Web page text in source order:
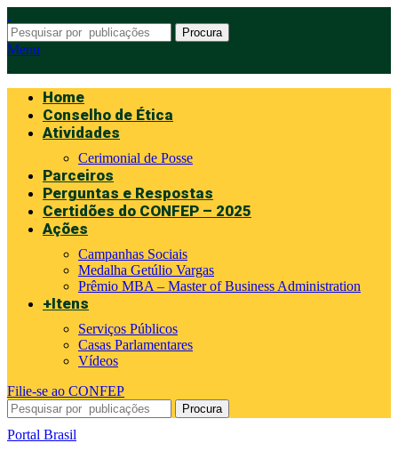
Procura
Menu
Home
Conselho de Ética
Atividades
Cerimonial de Posse
Parceiros
Perguntas e Respostas
Certidões do CONFEP – 2025
Ações
Campanhas Sociais
Medalha Getúlio Vargas
Prêmio MBA – Master of Business Administration
+Itens
Serviços Públicos
Casas Parlamentares
Vídeos
Filie-se ao CONFEP
Procura
Portal Brasil